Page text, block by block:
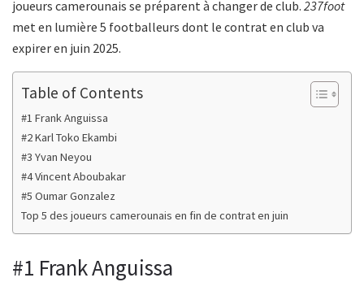
joueurs camerounais se préparent à changer de club. 237foot
met en lumière 5 footballeurs dont le contrat en club va
expirer en juin 2025.
Table of Contents
#1 Frank Anguissa
#2 Karl Toko Ekambi
#3 Yvan Neyou
#4 Vincent Aboubakar
#5 Oumar Gonzalez
Top 5 des joueurs camerounais en fin de contrat en juin
#1 Frank Anguissa